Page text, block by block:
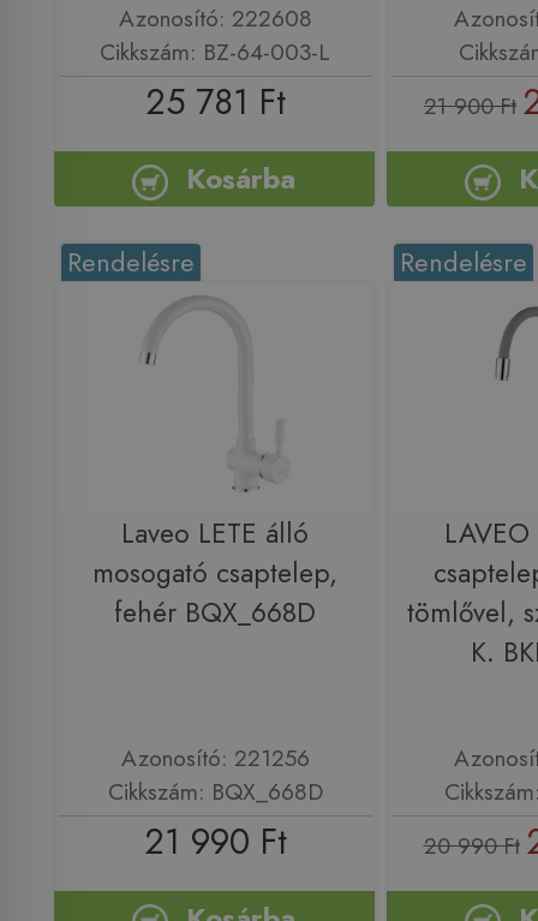
Azonosító: 222608
Cikkszám: BZ-64-003-L
25 781 Ft
Kosárba
21 900 Ft
Rendelésre
Laveo LETE álló
mosogató csaptelep,
fehér BQX_668D
Azonosító: 221256
Cikkszám: BQX_668D
21 990 Ft
Rendelésre
tömlővel,
K.
20 990 Ft